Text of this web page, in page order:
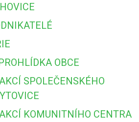
OBCE
SPOLEČENSKÉHO
KOMUNITNÍHO CENTRA